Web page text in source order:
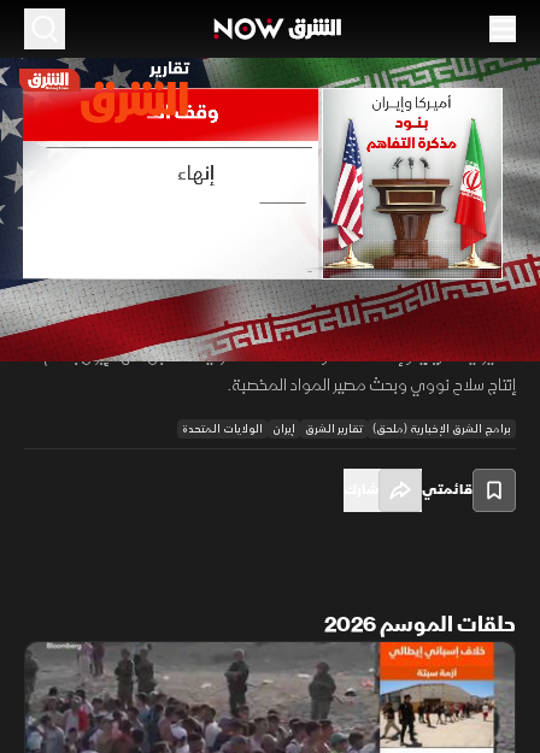
00:11/01:33
الموسم 2026
أميركا وإيران.. بنود مذكرة التفاهم
17 يونيو 2026 01:32 أخبار
تقارير الشرق
كشفت تسريبات لوكالة بلومبرغ عن مسودة تفاهم أميركي إيراني لإنهاء
المواجهات العسكرية فورا وبدء مفاوضات شاملة لـ60 يوما. يتضمن الاتفاق
رفع الحصار البحري عن طهران واستئناف الملاحة خلال شهر، مع إنهاء العقوبات
الأميركية تدريجيا وإعفاء النفط والخدمات المصرفية، مقابل تعهد إيران بعدم
إنتاج سلاح نووي وبحث مصير المواد المخصبة.
برامج الشرق الإخبارية (ملحق) تقارير الشرق إيران الولايات المتحدة
قائمتي
حلقات الموسم 2026